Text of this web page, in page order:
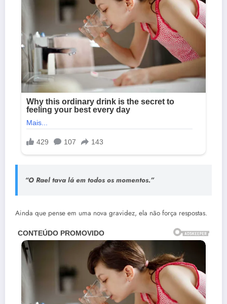
“O Rael tava lá em todos os momentos.”
Ainda que pense em uma nova gravidez, ela não força respostas.